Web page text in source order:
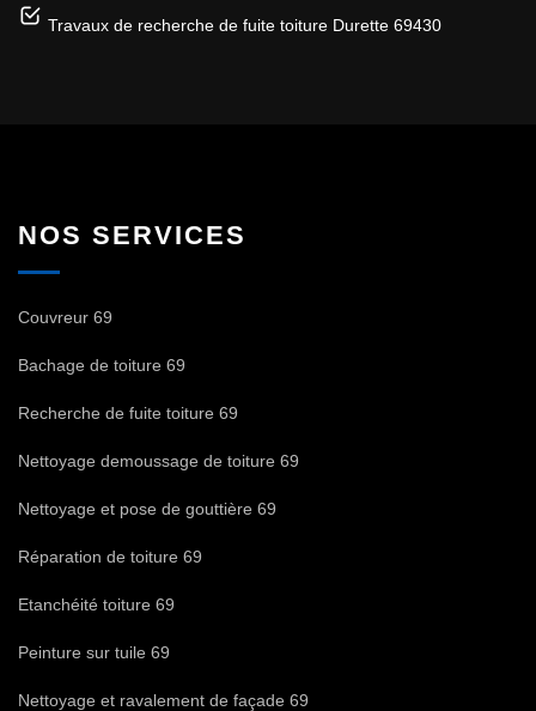
Travaux de recherche de fuite toiture Durette 69430
NOS SERVICES
Couvreur 69
Bachage de toiture 69
Recherche de fuite toiture 69
Nettoyage demoussage de toiture 69
Nettoyage et pose de gouttière 69
Réparation de toiture 69
Etanchéité toiture 69
Peinture sur tuile 69
Nettoyage et ravalement de façade 69